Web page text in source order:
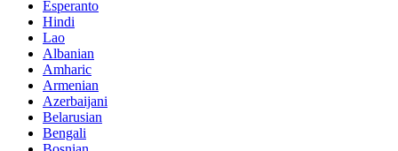
Esperanto
Hindi
Lao
Albanian
Amharic
Armenian
Azerbaijani
Belarusian
Bengali